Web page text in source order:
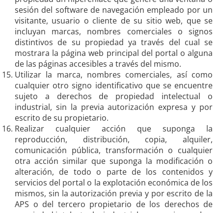
sesión del software de navegación empleado por un
visitante, usuario o cliente de su sitio web, que se
incluyan marcas, nombres comerciales o signos
distintivos de su propiedad ya través del cual se
mostrara la página web principal del portal o alguna
de las páginas accesibles a través del mismo.
Utilizar la marca, nombres comerciales, así como
cualquier otro signo identificativo que se encuentre
sujeto a derechos de propiedad intelectual o
industrial, sin la previa autorización expresa y por
escrito de su propietario.
Realizar cualquier acción que suponga la
reproducción, distribución, copia, alquiler,
comunicación pública, transformación o cualquier
otra acción similar que suponga la modificación o
alteración, de todo o parte de los contenidos y
servicios del portal o la explotación económica de los
mismos, sin la autorización previa y por escrito de la
APS o del tercero propietario de los derechos de